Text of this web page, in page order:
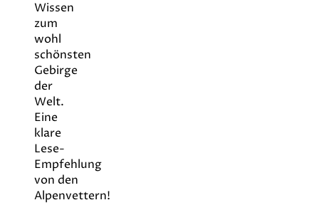
Wissen
zum
wohl
schönsten
Gebirge
der
Welt.
Eine
klare
Lese-
Empfehlung
von den
Alpenvettern!